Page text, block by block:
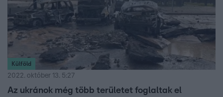
Külföld
2022. október 13. 5:27
Az ukránok még több területet foglaltak el